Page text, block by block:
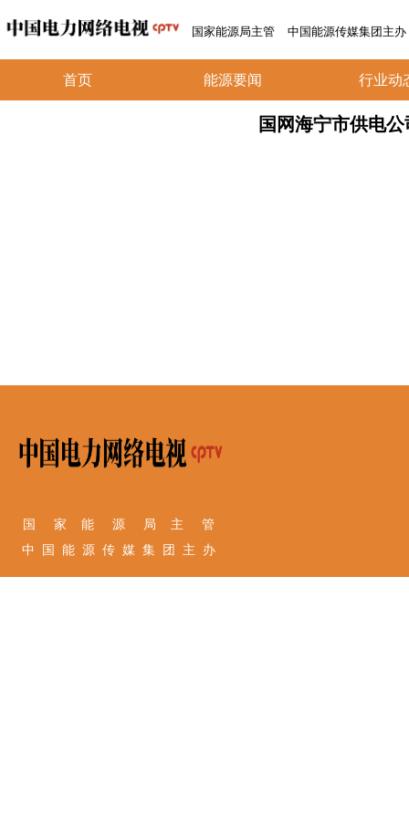
国家能源局主管 中国能源传媒集团主办
首页 能源要闻 行业动
国网海宁市供电
国 家 能 源 局 主 管
中 国 能 源 传 媒 集 团 主 办